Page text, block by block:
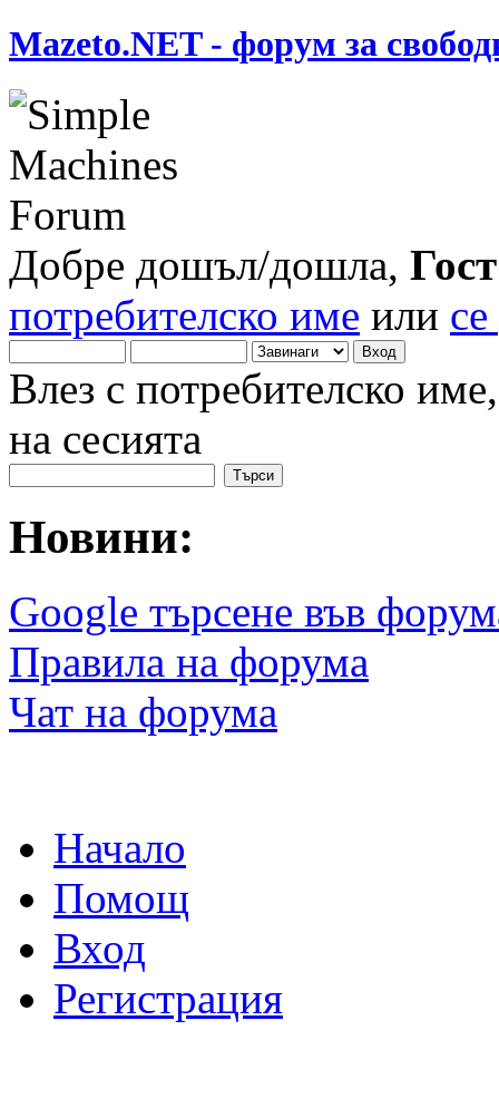
Mazeto.NET - форум за
Добре дошъл/дошла, Гост
потребителско име или
Влез с потребителско
на сесията
Новини:
Google търсене във
Правила на форума
Чат на форума
Начало
Помощ
Вход
Регистрация